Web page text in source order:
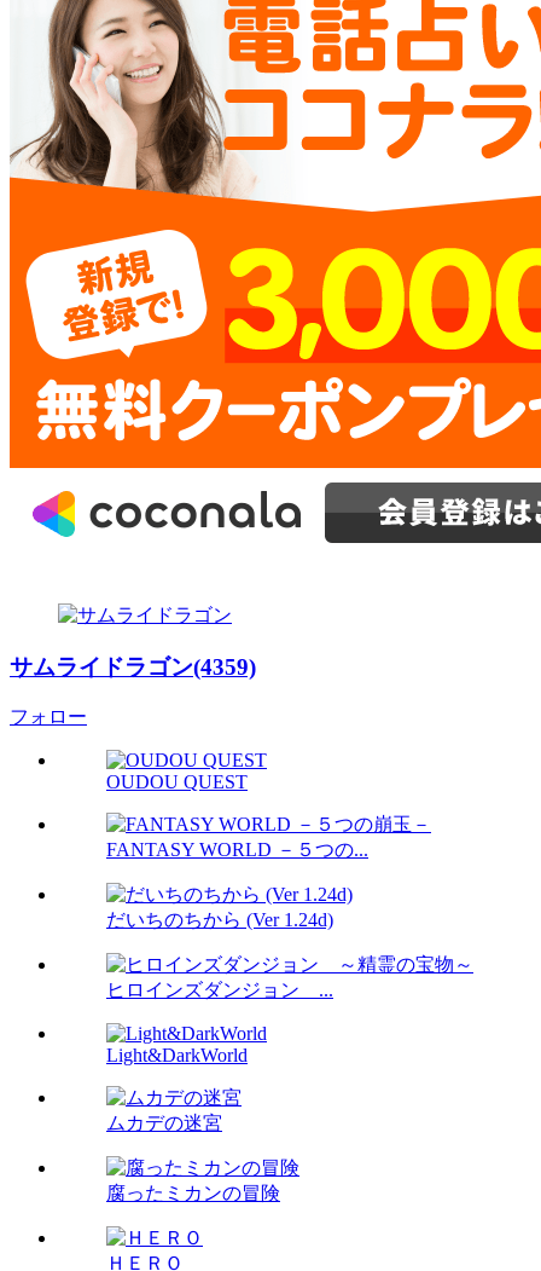
サムライドラゴン(4359)
フォロー
OUDOU QUEST
FANTASY WORLD －５つの...
だいちのちから (Ver 1.24d)
ヒロインズダンジョン ...
Light&DarkWorld
ムカデの迷宮
腐ったミカンの冒険
ＨＥＲＯ